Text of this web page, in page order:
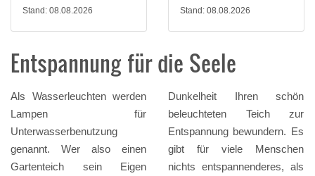
Stand: 08.08.2026
Stand: 08.08.2026
Entspannung für die Seele
Als Wasserleuchten werden
Lampen für
Unterwasserbenutzung
genannt. Wer also einen
Gartenteich sein Eigen
Dunkelheit Ihren schön
beleuchteten Teich zur
Entspannung bewundern. Es
gibt für viele Menschen
nichts entspannenderes, als